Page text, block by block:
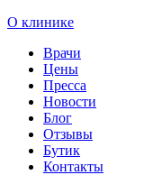
О клинике
Врачи
Цены
Пресса
Новости
Блог
Отзывы
Бутик
Контакты